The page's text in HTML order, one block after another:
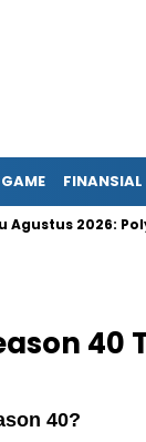
FINANSIAL
2026:
40
40?